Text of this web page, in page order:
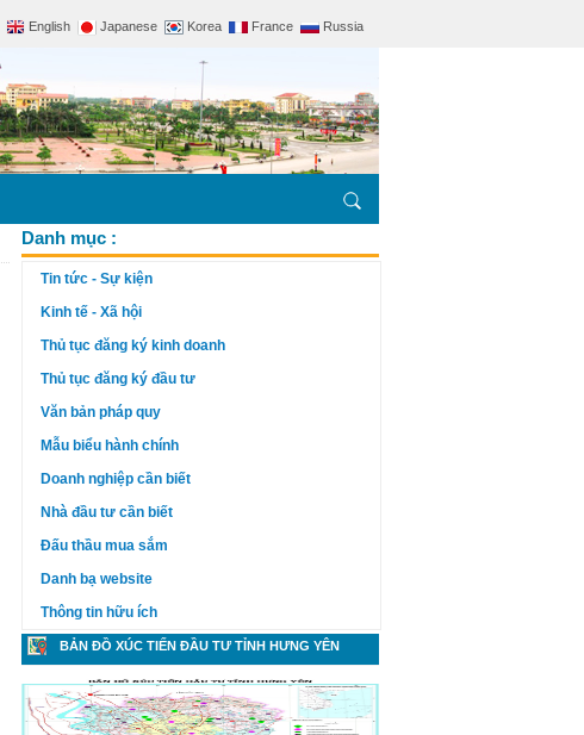
English Japanese Korea France Russia
Danh mục :
Tin tức - Sự kiện
Kinh tế - Xã hội
Thủ tục đăng ký kinh doanh
Thủ tục đăng ký đầu tư
Văn bản pháp quy
Mẫu biểu hành chính
Doanh nghiệp cần biết
Nhà đầu tư cần biết
Đấu thầu mua sắm
Danh bạ website
Thông tin hữu ích
BẢN ĐỒ XÚC TIẾN ĐẦU TƯ TỈNH HƯNG YÊN